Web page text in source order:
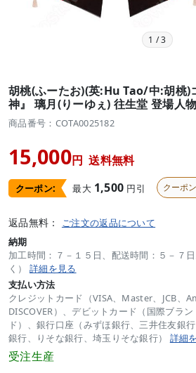
1 /3
胡桃(ふーたお)(英:Hu Tao/中:胡桃)
神』 璃月(りーゆぇ) 往生堂 登場人
商品番号：COTA0025182
15,000円 送料無料
クーポン: 最大 1,500 円引 クーポ
返品無料： ご注文の返品について
納期
加工時間：７－１５日、配送時間：５－７
く） 詳細を見る
支払い方法
クレジットカード（VISA、Master、JCB、
DISCOVER）、デビットカード（国際ブラ
ド）、銀行口座（みずほ銀行、三井住友銀
銀行、りそな銀行、埼玉りそな銀行） 詳細
受注生産